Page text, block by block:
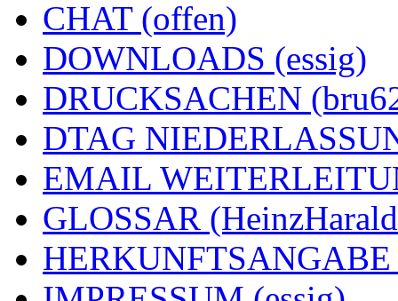
CHAT (offen)
DOWNLOADS (essig)
DRUCKSACHEN
DTAG
EMAIL
GLOSSAR
HERKUNFTSANGABE